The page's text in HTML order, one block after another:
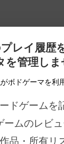
レイ履歴
を管理しま
がボドゲーマを利
ドゲームを
ームのレビ
品・所有リ
新作・